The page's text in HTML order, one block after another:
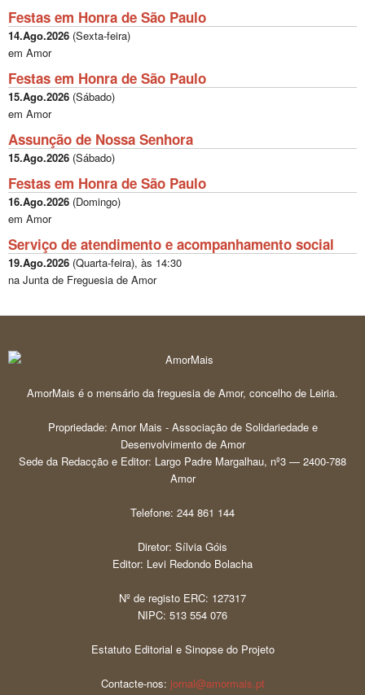
Festas em Honra de São Paulo
14.Ago.2026 (Sexta-feira)
em Amor
Festas em Honra de São Paulo
15.Ago.2026 (Sábado)
em Amor
Assunção de Nossa Senhora
15.Ago.2026 (Sábado)
Festas em Honra de São Paulo
16.Ago.2026 (Domingo)
em Amor
Serviço de atendimento e acompanhamento social
19.Ago.2026 (Quarta-feira), às 14:30
na Junta de Freguesia de Amor
AmorMais é o mensário da freguesia de Amor, concelho de Leiria.
Propriedade: Amor Mais - Associação de Solidariedade e
Desenvolvimento de Amor
Sede da Redacção e Editor: Largo Padre Margalhau, nº3 — 2400-788
Amor
Telefone: 244 861 144
Diretor: Sílvia Góis
Editor: Levi Redondo Bolacha
Nº de registo ERC: 127317
NIPC: 513 554 076
Estatuto Editorial e Sinopse do Projeto
Contacte-nos: jornal@amormais.pt